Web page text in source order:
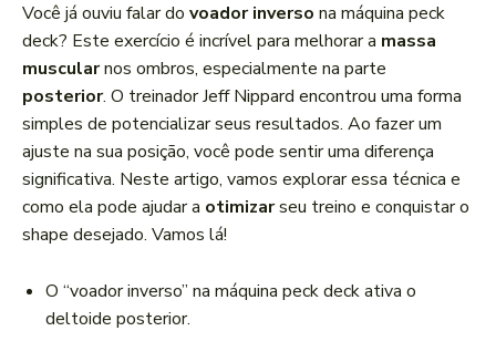
d
o
r
d
e
á
u
d
i
Você já ouviu falar do voador inverso na máquina peck
deck? Este exercício é incrível para melhorar a massa
muscularnos ombros, especialmente na parte
posterior. O treinador Jeff Nippard encontrou uma forma
simples de potencializar seus resultados. Ao fazer um
ajuste na sua posição, você pode sentir uma diferença
significativa. Neste artigo, vamos explorar essa técnica e
como ela pode ajudar a otimizarseu treino e conquistar o
shape desejado. Vamos lá!
O “voador inverso” na máquina peck deck ativa o
deltoide posterior.